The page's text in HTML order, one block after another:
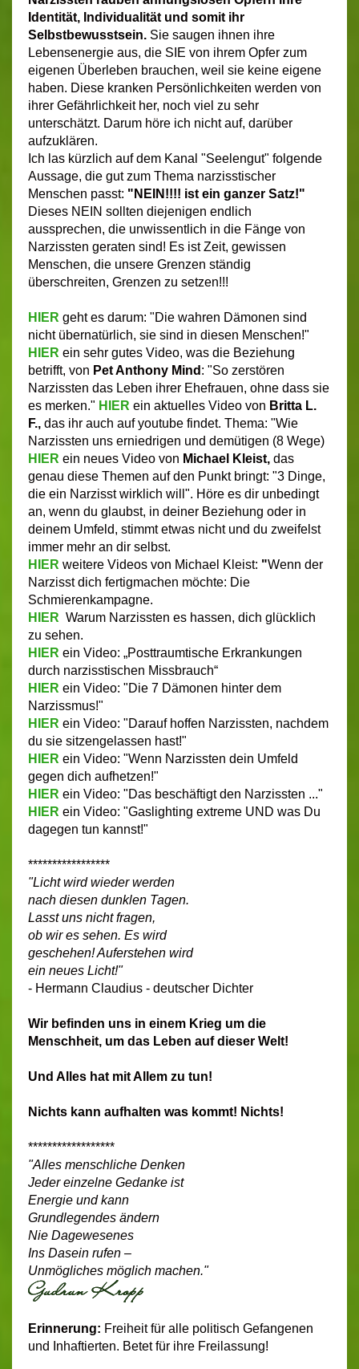
Identität, Individualität und somit ihr
Selbstbewusstsein. Sie saugen ihnen ihre
Lebensenergie aus, die SIE von ihrem Opfer zum
eigenen Überleben brauchen, weil sie keine eigene
haben. Diese kranken Persönlichkeiten werden von
ihrer Gefährlichkeit her, noch viel zu sehr
unterschätzt. Darum höre ich nicht auf, darüber
aufzuklären.
Ich las kürzlich auf dem Kanal "Seelengut" folgende
Aussage, die gut zum Thema narzisstischer
Menschen passt: "NEIN!!!! ist ein ganzer Satz!"
Dieses NEIN sollten diejenigen endlich
aussprechen, die unwissentlich in die Fänge von
Narzissten geraten sind! Es ist Zeit, gewissen
Menschen, die unsere Grenzen ständig
überschreiten, Grenzen zu setzen!!!
HIER geht es darum: "Die wahren Dämonen sind
nicht übernatürlich, sie sind in diesen Menschen!"
HIER ein sehr gutes Video, was die Beziehung
betrifft, von Pet Anthony Mind : "So zerstören
Narzissten das Leben ihrer Ehefrauen, ohne dass sie
es merken." HIER ein aktuelles Video von Britta L.
F., das ihr auch auf youtube findet. Thema: "Wie
Narzissten uns erniedrigen und demütigen (8 Wege)
HIER ein neues Video von Michael Kleist, das
genau diese Themen auf den Punkt bringt: "3 Dinge,
die ein Narzisst wirklich will". Höre es dir unbedingt
an, wenn du glaubst, in deiner Beziehung oder in
deinem Umfeld, stimmt etwas nicht und du zweifelst
immer mehr an dir selbst.
HIER weitere Videos von Michael Kleist: "Wenn der
Narzisst dich fertigmachen möchte: Die
Schmierenkampagne.
HIER Warum Narzissten es hassen, dich glücklich
zu sehen.
HIER ein Video: „Posttraumtische Erkrankungen
durch narzisstischen Missbrauch“
HIER ein Video: "Die 7 Dämonen hinter dem
Narzissmus!"
HIER ein Video: "Darauf hoffen Narzissten, nachdem
du sie sitzengelassen hast!"
HIER ein Video: "Wenn Narzissten dein Umfeld
gegen dich aufhetzen!"
HIER ein Video: "Das beschäftigt den Narzissten ..."
HIER ein Video: "Gaslighting extreme UND was Du
dagegen tun kannst!"
*****************
"Licht wird wieder werden
nach diesen dunklen Tagen.
Lasst uns nicht fragen,
ob wir es sehen. Es wird
geschehen! Auferstehen wird
ein neues Licht!"
- Hermann Claudius - deutscher Dichter
Wir befinden uns in einem Krieg um die
Menschheit, um das Leben auf dieser Welt!
Und Alles hat mit Allem zu tun!
Nichts kann aufhalten was kommt! Nichts!
******************
"Alles menschliche Denken
Jeder einzelne Gedanke ist
Energie und kann
Grundlegendes ändern
Nie Dagewesenes
Ins Dasein rufen –
Unmögliches möglich machen."
Erinnerung: Freiheit für alle politisch Gefangenen
und Inhaftierten. Betet für ihre Freilassung!